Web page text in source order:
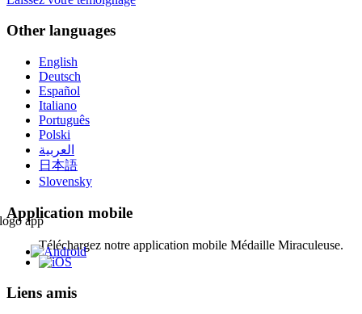
Other languages
English
Deutsch
Español
Italiano
Português
Polski
العربية
日本語
Slovensky
Application mobile
Téléchargez notre application mobile Médaille Miraculeuse.
Liens amis